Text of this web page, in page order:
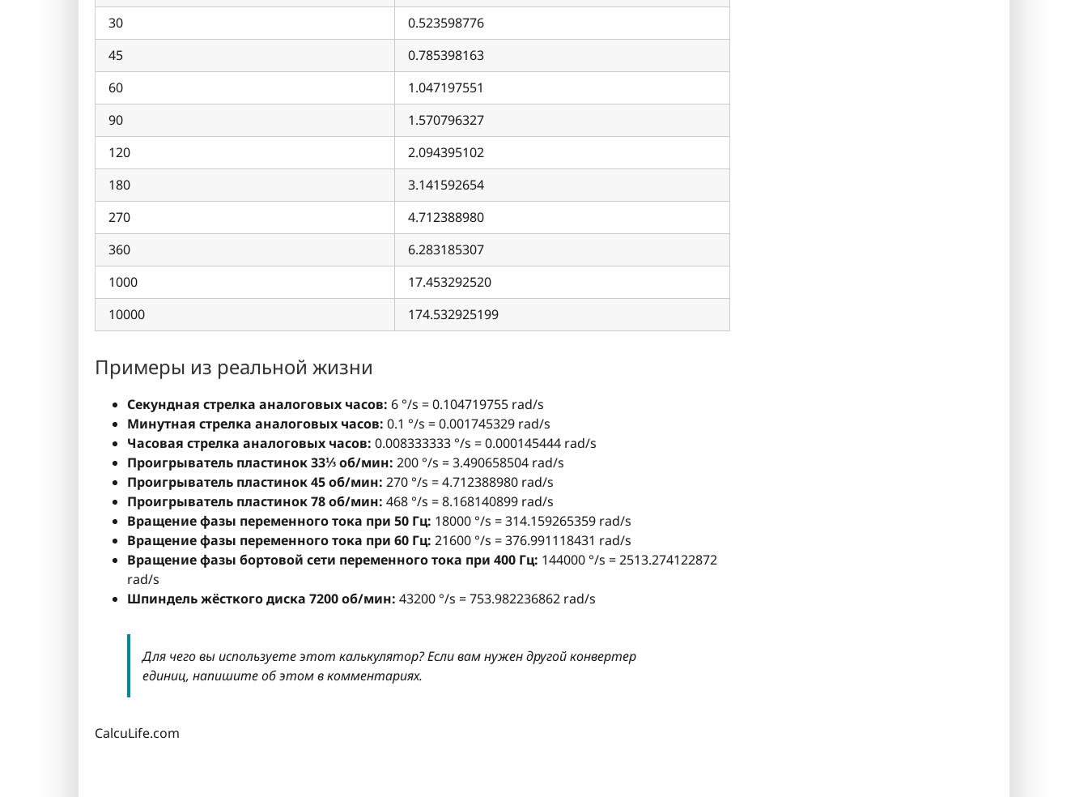
30
0.523598776
45
0.785398163
60
1.047197551
90
1.570796327
120
2.094395102
180
3.141592654
270
4.712388980
360
6.283185307
1000
17.453292520
10000
174.532925199
Примеры из реальной жизни
Секундная стрелка аналоговых часов: 6 °/s = 0.104719755 rad/s
Минутная стрелка аналоговых часов: 0.1 °/s = 0.001745329 rad/s
Часовая стрелка аналоговых часов: 0.008333333 °/s = 0.000145444 rad/s
Проигрыватель пластинок 33⅓ об/мин: 200 °/s = 3.490658504 rad/s
Проигрыватель пластинок 45 об/мин: 270 °/s = 4.712388980 rad/s
Проигрыватель пластинок 78 об/мин: 468 °/s = 8.168140899 rad/s
Вращение фазы переменного тока при 50 Гц: 18000 °/s = 314.159265359 rad/s
Вращение фазы переменного тока при 60 Гц: 21600 °/s = 376.991118431 rad/s
Вращение фазы бортовой сети переменного тока при 400 Гц: 144000 °/s = 2513.274122872
rad/s
Шпиндель жёсткого диска 7200 об/мин: 43200 °/s = 753.982236862 rad/s
Для чего вы используете этот калькулятор? Если вам нужен другой конвертер
единиц, напишите об этом в комментариях.
CalcuLife.com